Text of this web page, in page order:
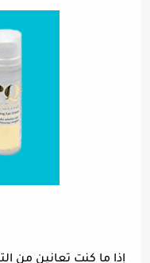
إذا ما كنت تعانين من